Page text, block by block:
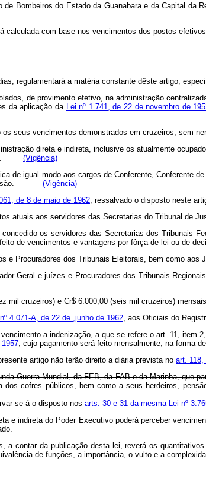
Bombeiros do Estado da Guanabara e da Capital
com base nos vencimentos dos postos
regulamentará a matéria constante dêste artigo,
de provimento efetivo, na administração
da aplicação da Lei nº 1.741, de 22 de novembro de
seus vencimentos demonstrados em cruzeiros,
direta e indireta, inclusive os atualmente
(Vigência)
igual modo aos cargos de Conferente, Conferente
(Vigência)
de 8 de maio de 1962, ressalvado o disposto neste
atuais aos servidores das Secretarias do Tribunal de
os servidores das Secretarias dos Tribunais
de vencimentos e vantagens por fôrça de lei ou de
e Procuradores dos Tribunais Eleitorais, bem como
e juízes e Procuradores dos Tribunais
cruzeiros) e Cr$ 6.000,00 (seis mil cruzeiros)
4.071-A, de 22 de ,junho de 1962, aos Oficiais do
a indenização, a que se refere o art. 11, item
1957, cujo pagamento será feito mensalmente, na
artigo não terão direito a diária prevista no art. 118,
Guerra Mundial, da FEB, da FAB e da Marinha, que
dos cofres públicos, bem como a seus herdeiros,
se-á o disposto nosarts. 30 e 31 da mesma Lei nº
e indireta do Poder Executivo poderá perceber
a contar da publicação desta lei, reverá os
de funções, a importância, o vulto e a